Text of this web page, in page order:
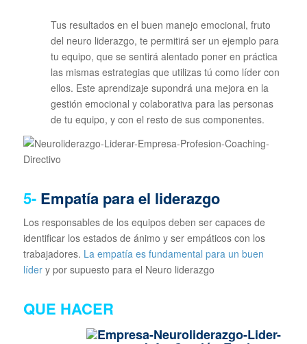
Tus resultados en el buen manejo emocional, fruto
del neuro liderazgo, te permitirá ser un ejemplo para
tu equipo, que se sentirá alentado poner en práctica
las mismas estrategias que utilizas tú como líder con
ellos. Este aprendizaje supondrá una mejora en la
gestión emocional y colaborativa para las personas
de tu equipo, y con el resto de sus componentes.
5- Empatía para el liderazgo
Los responsables de los equipos deben ser capaces de
identificar los estados de ánimo y ser empáticos con los
trabajadores. La empatía es fundamental para un buen
lídery por supuesto para el Neuro liderazgo
QUE HACER